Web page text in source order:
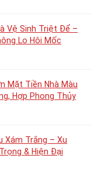
Vệ Sinh Triệt Để –
Lo Hôi Mốc
Mặt Tiền Nhà Màu
Hợp Phong Thủy
Xám Trắng – Xu
& Hiện Đại